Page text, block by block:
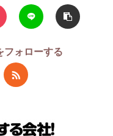
フォローする